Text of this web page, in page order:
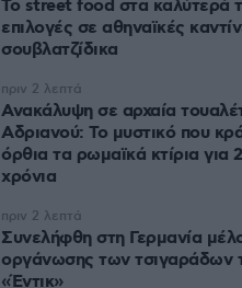
Το street food στα καλύτερά
επιλογές σε αθηναϊκές
σουβλατζίδικα
Ανακάλυψη σε αρχαία
Αδριανού: Το μυστικό που
όρθια τα ρωμαϊκά κτίρια για
χρόνια
πριν 2 λεπτά
Συνελήφθη στη Γερμανία
οργάνωσης των τσιγαράδων
«Έντικ»
πριν 2 λεπτά